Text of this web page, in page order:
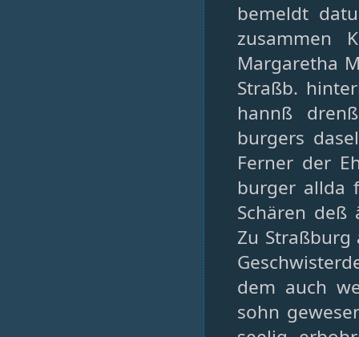
bemeldt
zusammen
Margaretha
Straßb.
hannß
burgers
Ferner der
burger allda
Schären
Zu
dem auch
sohn